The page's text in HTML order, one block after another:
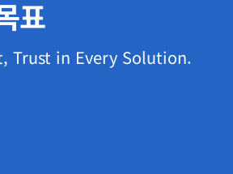
표
Trust in Every Solution.